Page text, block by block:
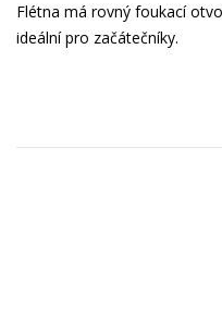
Flétna má rovný foukací
ideální pro začátečníky.